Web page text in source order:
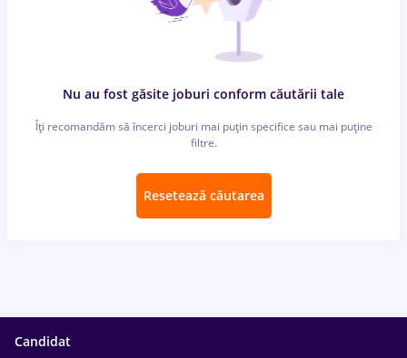
Nu au fost găsite joburi conform căutării tale
Îți recomandăm să încerci joburi mai puțin specifice sau mai puține
filtre.
Resetează căutarea
Candidat